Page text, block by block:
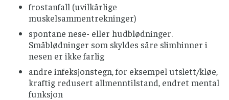
frostanfall (uvilkårlige
muskelsammentrekninger)
spontane nese- eller hudblødninger.
Småblødninger som skyldes såre slimhinner i
nesen er ikke farlig
andre infeksjonstegn, for eksempel utslett/kløe,
kraftig redusert allmenntilstand, endret mental
funksjon